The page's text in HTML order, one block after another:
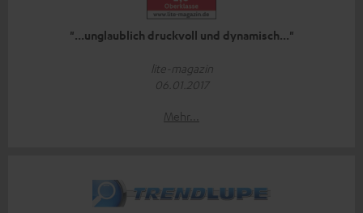
"...unglaublich druckvoll und dynamisch..."
lite-magazin
06.01.2017
Mehr...